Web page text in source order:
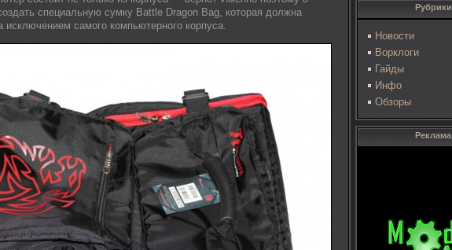
Рубрики
Новости
Ворклоги
Гайды
Инфо
Обзоры
Реклама
специальную сумку Battle Dragon Bag, которая должна
исключением самого компьютерного корпуса.